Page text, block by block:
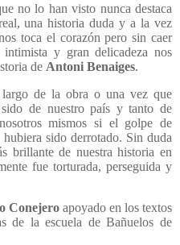
no lo han visto nunca destaca
una historia duda y a la vez
toca el corazón pero sin caer
y gran delicadeza nos
de Antoni Benaiges.
de la obra o una vez que
de nuestro país y tanto de
mismos si el golpe de
sido derrotado. Sin duda
brillante de nuestra historia en
fue torturada, perseguida y
Conejeroapoyado en los textos
de la escuela de Bañuelos de